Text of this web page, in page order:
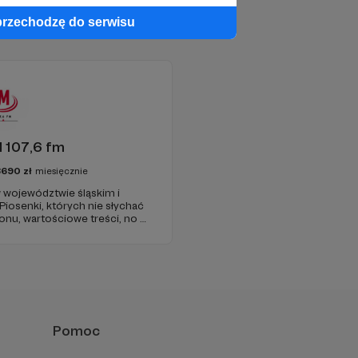
do serwisu
107,6 fm
zł miesięcznie
województwie śląskim i
których nie słychać
wartościowe treści, no i
Pomoc